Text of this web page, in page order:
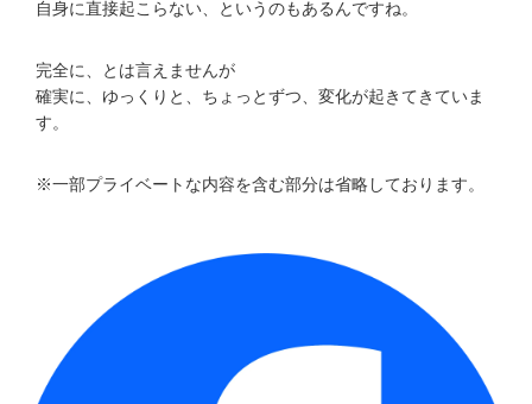
自身に直接起こらない、というのもあるんですね。
完全に、とは言えませんが
確実に、ゆっくりと、ちょっとずつ、変化が起きてきていま
す。
※一部プライベートな内容を含む部分は省略しております。